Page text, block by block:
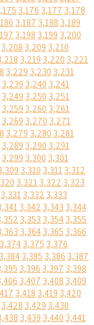
3,176 3,177 3,178
3,187 3,188 3,189
3,198 3,199 3,200
3,208 3,209 3,210
3,219 3,220 3,221
3,229 3,230 3,231
3,239 3,240 3,241
3,249 3,250 3,251
3,259 3,260 3,261
3,269 3,270 3,271
3,279 3,280 3,281
3,289 3,290 3,291
3,299 3,300 3,301
3,310 3,3113,312
3,3213,322 3,323
3,3313,332 3,333
3,342 3,343 3,344
3,353 3,3543,355
3,3643,365 3,366
3,3743,375 3,376
3,3843,385 3,386 3,387
3,396 3,397 3,398
3,407 3,408 3,409
3,418 3,419 3,420
3,428 3,429 3,430
3,439 3,440 3,441